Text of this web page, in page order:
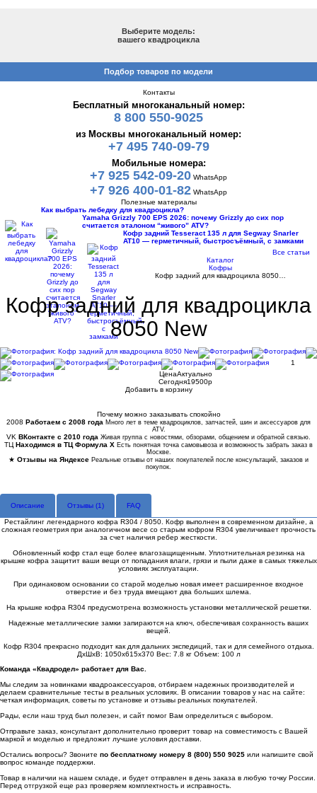
Выберите модель:
вашего квадроцикла
Подбор товаров по модели
Контакты
Бесплатный многоканальный номер:
8 800 550-9025
из Москвы многоканальный номер:
+7 495 740-09-79
Мобильные номера:
+7 925 542-09-20 WhatsApp
+7 926 400-01-82 WhatsApp
Полезные материалы
Как выбрать лебедку для квадроцикла?
Yamaha Grizzly 700 EPS 2026: почему Grizzly до сих пор
считается эталоном “живого” ATV?
Кофр задний Tesseract 135 л для Segway Snarler
AT10 — герметичный, быстросъёмный, с замками
Все статьи
Каталог
Кофры
Кофр задний для квадроцикла 8050…
Кофр задний для квадроцикла
8050 New
1
ЦенаАктуально
Сегодня19500p
Добавить в корзину
Почему можно заказывать спокойно
2008 Работаем с 2008 года Много лет в теме квадроциклов, запчастей, шин и аксессуаров для
ATV.
VK ВКонтакте с 2010 года Живая группа с новостями, обзорами, общением и обратной связью.
ТЦ Находимся в ТЦ Формула Х Есть понятная точка самовывоза и возможность забрать заказ в
Москве.
★ Отзывы на Яндексе Реальные отзывы от наших покупателей после консультаций, заказов и
покупок.
Описание Отзывы (1) FAQ
Рестайлинг легендарного кофра R304 / 8050. Кофр выполнен в современном дизайне, а
сложная геометрия при аналогичном весе со старым кофром R304 увеличивает прочность
за счет наличия ребер жесткости.
Обновленный кофр стал еще более влагозащищенным. Уплотнительная резинка на
крышке кофра защитит ваши вещи от попадания влаги, грязи и пыли даже в самых тяжелых
условиях эксплуатации.
При одинаковом основании со старой моделью новая имеет расширенное входное
отверстие и без труда вмещают два больших шлема.
На крышке кофра R304 предусмотрена возможность установки металлической решетки.
Надежные металлические замки запираются на ключ, обеспечивая сохранность ваших
вещей.
Кофр R304 прекрасно подходит как для дальних экспедиций, так и для семейного отдыха.
ДхШхВ: 1050х615х370 Вес: 7.8 кг Объем: 100 л
Команда «Квадродел» работает для Вас.
Мы следим за новинками квадроаксессуаров, отбираем надежных производителей и
делаем сравнительные тесты в реальных условиях. В описании товаров у нас на сайте:
четкая информация, советы по установке и отзывы реальных покупателей.
Рады, если наш труд был полезен, и сайт помог Вам определиться с выбором.
Отправьте заказ, консультант дополнительно проверит товар на совместимость с Вашей
маркой и моделью и предложит лучшие условия доставки.
Остались вопросы? Звоните по бесплатному номеру 8 (800) 550 9025 или напишите свой
вопрос команде поддержки.
Товар в наличии на нашем складе, и будет отправлен в день заказа в любую точку России.
Перед отгрузкой еще раз проверяем комплектность и исправность.